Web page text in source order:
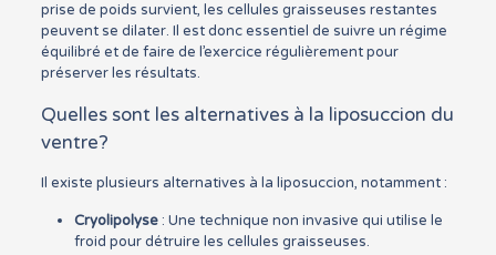
prise de poids survient, les cellules graisseuses restantes
peuvent se dilater. Il est donc essentiel de suivre un régime
équilibré et de faire de l’exercice régulièrement pour
préserver les résultats.
Quelles sont les alternatives à la liposuccion du
ventre?
Il existe plusieurs alternatives à la liposuccion, notamment :
Cryolipolyse: Une technique non invasive qui utilise le
froid pour détruire les cellules graisseuses.